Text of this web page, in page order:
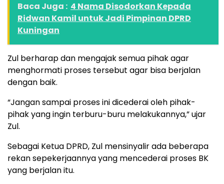
Baca Juga : 4 Nama Disodorkan Kepada
Ridwan Kamil untuk Jadi Pimpinan DPRD
Kuningan
Zul berharap dan mengajak semua pihak agar
menghormati proses tersebut agar bisa berjalan
dengan baik.
“Jangan sampai proses ini dicederai oleh pihak-
pihak yang ingin terburu-buru melakukannya,” ujar
Zul.
Sebagai Ketua DPRD, Zul mensinyalir ada beberapa
rekan sepekerjaannya yang mencederai proses BK
yang berjalan itu.